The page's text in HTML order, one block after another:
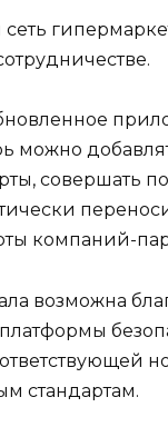
можно
совершать
компаний-
возможна
стандартам.